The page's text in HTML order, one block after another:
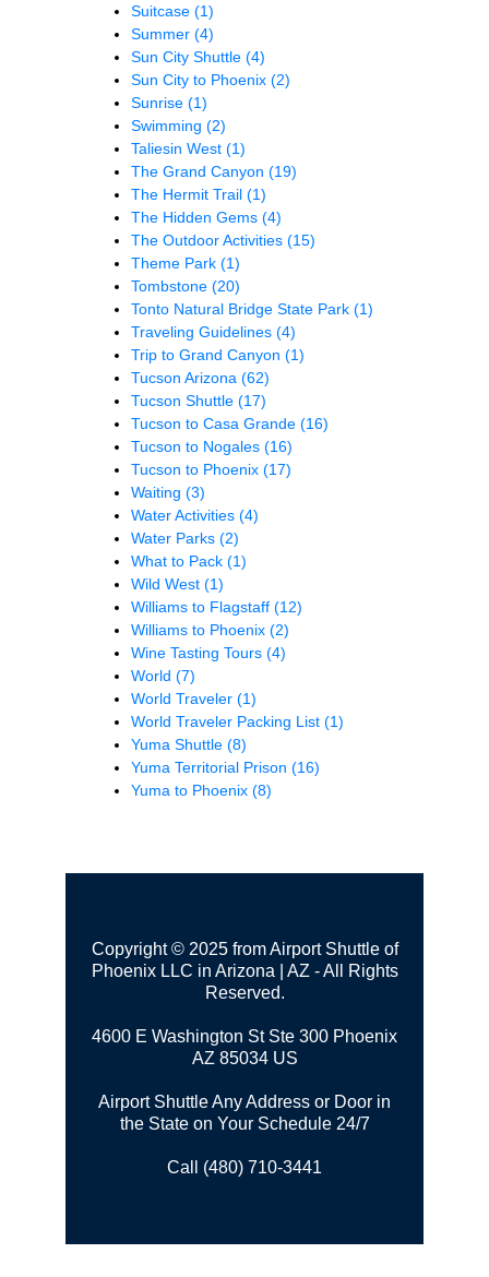
Suitcase (1)
Summer (4)
Sun City Shuttle (4)
Sun City to Phoenix (2)
Sunrise (1)
Swimming (2)
Taliesin West (1)
The Grand Canyon (19)
The Hermit Trail (1)
The Hidden Gems (4)
The Outdoor Activities (15)
Theme Park (1)
Tombstone (20)
Tonto Natural Bridge State Park (1)
Traveling Guidelines (4)
Trip to Grand Canyon (1)
Tucson Arizona (62)
Tucson Shuttle (17)
Tucson to Casa Grande (16)
Tucson to Nogales (16)
Tucson to Phoenix (17)
Waiting (3)
Water Activities (4)
Water Parks (2)
What to Pack (1)
Wild West (1)
Williams to Flagstaff (12)
Williams to Phoenix (2)
Wine Tasting Tours (4)
World (7)
World Traveler (1)
World Traveler Packing List (1)
Yuma Shuttle (8)
Yuma Territorial Prison (16)
Yuma to Phoenix (8)
Copyright © 2025 from Airport Shuttle of
Phoenix LLC in Arizona | AZ - All Rights
Reserved.
4600 E Washington St Ste 300 Phoenix
AZ 85034 US
Airport Shuttle Any Address or Door in
the State on Your Schedule 24/7
Call (480) 710-3441